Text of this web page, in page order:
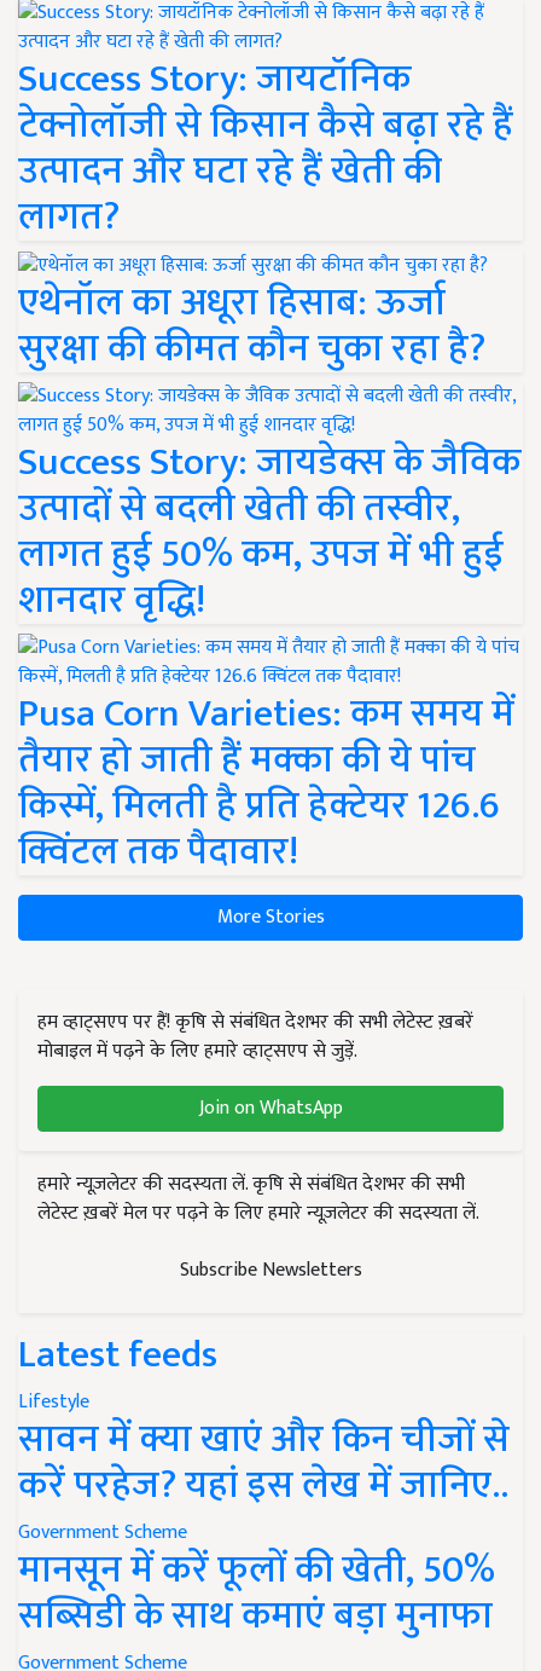
Success Story: जायटॉनिक
टेक्नोलॉजी से किसान कैसे बढ़ा रहे हैं
उत्पादन और घटा रहे हैं खेती की
लागत?
एथेनॉल का अधूरा हिसाब: ऊर्जा
सुरक्षा की कीमत कौन चुका रहा है?
Success Story: जायडेक्स के जैविक
उत्पादों से बदली खेती की तस्वीर,
लागत हुई 50% कम, उपज में भी हुई
शानदार वृद्धि!
Pusa Corn Varieties: कम समय में
तैयार हो जाती हैं मक्का की ये पांच
किस्में, मिलती है प्रति हेक्टेयर 126.6
क्विंटल तक पैदावार!
More Stories
हम व्हाट्सएप पर हैं! कृषि से संबंधित देशभर की सभी लेटेस्ट ख़बरें
मोबाइल में पढ़ने के लिए हमारे व्हाट्सएप से जुड़ें.
Join on WhatsApp
हमारे न्यूज़लेटर की सदस्यता लें. कृषि से संबंधित देशभर की सभी
लेटेस्ट ख़बरें मेल पर पढ़ने के लिए हमारे न्यूज़लेटर की सदस्यता लें.
Subscribe Newsletters
Latest feeds
Lifestyle
सावन में क्या खाएं और किन चीजों से
करें परहेज? यहां इस लेख में जानिए..
Government Scheme
मानसून में करें फूलों की खेती, 50%
सब्सिडी के साथ कमाएं बड़ा मुनाफा
Government Scheme